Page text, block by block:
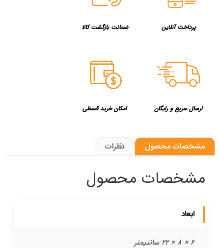
پرداخت آنلاین ضمانت بازگشت کالا
ارسال سریع و رایگان امکان خرید قسطی
مشخصات محصول نظرات
مشخصات محصول
ابعاد
6 × 8 × 22 سانتیمتر